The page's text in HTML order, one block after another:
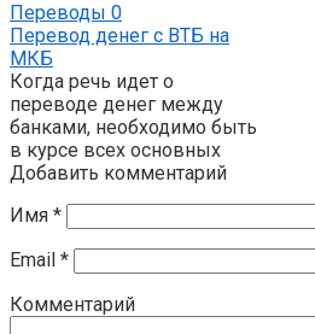
Переводы 0
Перевод денег с ВТБ на
МКБ
Когда речь идет о
переводе денег между
банками, необходимо быть
в курсе всех основных
Добавить комментарий
Имя *
Email *
Комментарий